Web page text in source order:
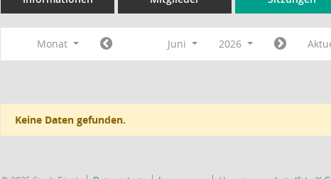
Monat Juni 2026
Keine Daten gefunden.